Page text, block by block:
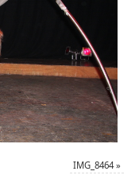
IMG_8464»